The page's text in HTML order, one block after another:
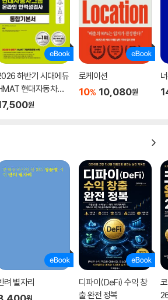
하반기 시대에듀
현대자동차그
인적성검사 통합기
원
로케이션
10% 10,080원
려 별자리
원
디파이(DeFi) 수익 창
출 완전 정복